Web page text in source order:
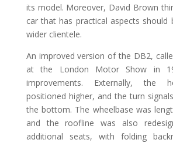
its model. Moreover, David Brown
car that has practical aspects should
wider clientele.
An improved version of the DB2,
at the London Motor Show in
improvements. Externally, the
positioned higher, and the turn
the bottom. The wheelbase was
and the roofline was also
additional seats, with folding